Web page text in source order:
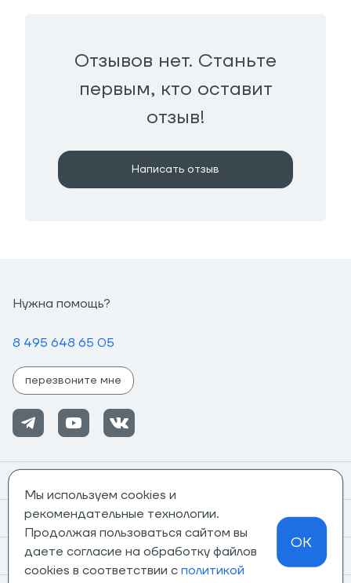
Отзывов нет. Станьте
первым, кто оставит
отзыв!
Написать отзыв
Нужна помощь?
8 495 648 65 05
перезвоните мне
Информация
О компании
Мы используем cookies и
рекомендательные технологии.
Продолжая пользоваться сайтом вы
даете согласие на обработку файлов
cookies в соответствии с политикой
OK